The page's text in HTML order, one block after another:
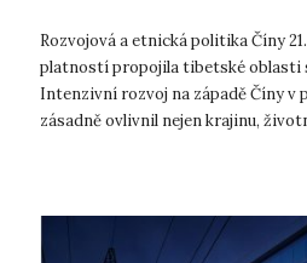
Rozvojová a etnická politika Číny
platností propojila tibetské oblasti
Intenzivní rozvoj na západě Číny v
zásadně ovlivnil nejen krajinu,